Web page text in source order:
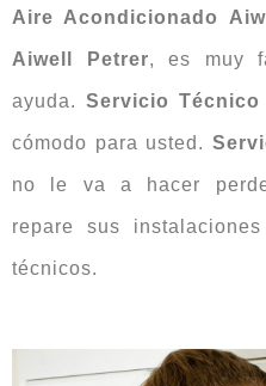
Aire Acondicionado
Aiwell Petrer, es muy
ayuda. Servicio
cómodo para usted.
no le va a hacer
repare sus instalaciones
técnicos.